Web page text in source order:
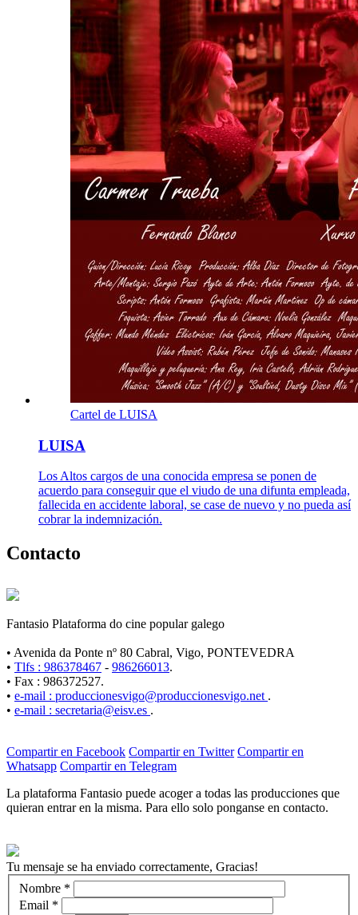
Cartel de LUISA
LUISA
Los Altos cargos de una conocida empresa se ponen de
acuerdo para conseguir que el viudo de una difunta empleada,
fallecida en accidente laboral, se case de nuevo y no pueda así
cobrar la indemnización.
Contacto
Fantasio Plataforma do cine popular galego
• Avenida da Ponte nº 80 Cabral, Vigo, PONTEVEDRA
• Tlfs : 986378467 - 986266013.
• Fax : 986372527.
• e-mail : produccionesvigo@produccionesvigo.net .
• e-mail : secretaria@eisv.es .
Compartir en Facebook Compartir en Twitter Compartir en
Whatsapp Compartir en Telegram
La plataforma Fantasio puede acoger a todas las producciones que
quieran entrar en la misma. Para ello solo ponganse en contacto.
Tu mensaje se ha enviado correctamente, Gracias!
Nombre *
Email *